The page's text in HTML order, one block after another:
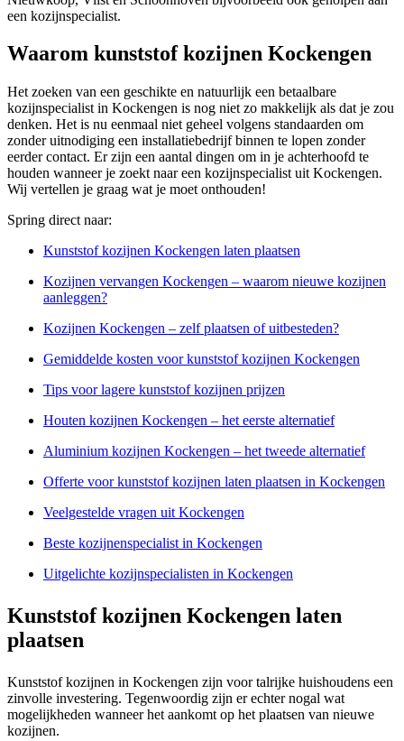
een kozijnspecialist.
Waarom kunststof kozijnen Kockengen
Het zoeken van een geschikte en natuurlijk een betaalbare
kozijnspecialist in Kockengen is nog niet zo makkelijk als dat je zou
denken. Het is nu eenmaal niet geheel volgens standaarden om
zonder uitnodiging een installatiebedrijf binnen te lopen zonder
eerder contact. Er zijn een aantal dingen om in je achterhoofd te
houden wanneer je zoekt naar een kozijnspecialist uit Kockengen.
Wij vertellen je graag wat je moet onthouden!
Spring direct naar:
Kunststof kozijnen Kockengen laten plaatsen
Kozijnen vervangen Kockengen – waarom nieuwe kozijnen
aanleggen?
Kozijnen Kockengen – zelf plaatsen of uitbesteden?
Gemiddelde kosten voor kunststof kozijnen Kockengen
Tips voor lagere kunststof kozijnen prijzen
Houten kozijnen Kockengen – het eerste alternatief
Aluminium kozijnen Kockengen – het tweede alternatief
Offerte voor kunststof kozijnen laten plaatsen in Kockengen
Veelgestelde vragen uit Kockengen
Beste kozijnenspecialist in Kockengen
Uitgelichte kozijnspecialisten in Kockengen
Kunststof kozijnen Kockengen laten
plaatsen
Kunststof kozijnen in Kockengen zijn voor talrijke huishoudens een
zinvolle investering. Tegenwoordig zijn er echter nogal wat
mogelijkheden wanneer het aankomt op het plaatsen van nieuwe
kozijnen.